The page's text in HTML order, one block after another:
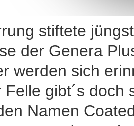
stiftete
der Genera
werden sich
Felle gibt´s doch
Namen